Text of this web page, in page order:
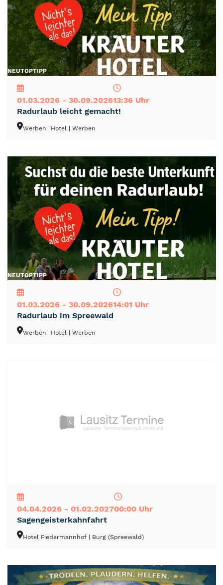
NEUTOPTIPP
01.03.2026 - 30.09.202613:36 Uhr
Radurlaub leicht gemacht!
Werben "Hotel | Werben
NEUTOPTIPP
01.03.2026 - 30.09.202614:01 Uhr
Radurlaub im Spreewald
Werben "Hotel | Werben
04.04.2026 - 01.02.202700:00 Uhr
Sagengeisterkahnfahrt
Hotel Fiedermannhof | Burg (Spreewald)